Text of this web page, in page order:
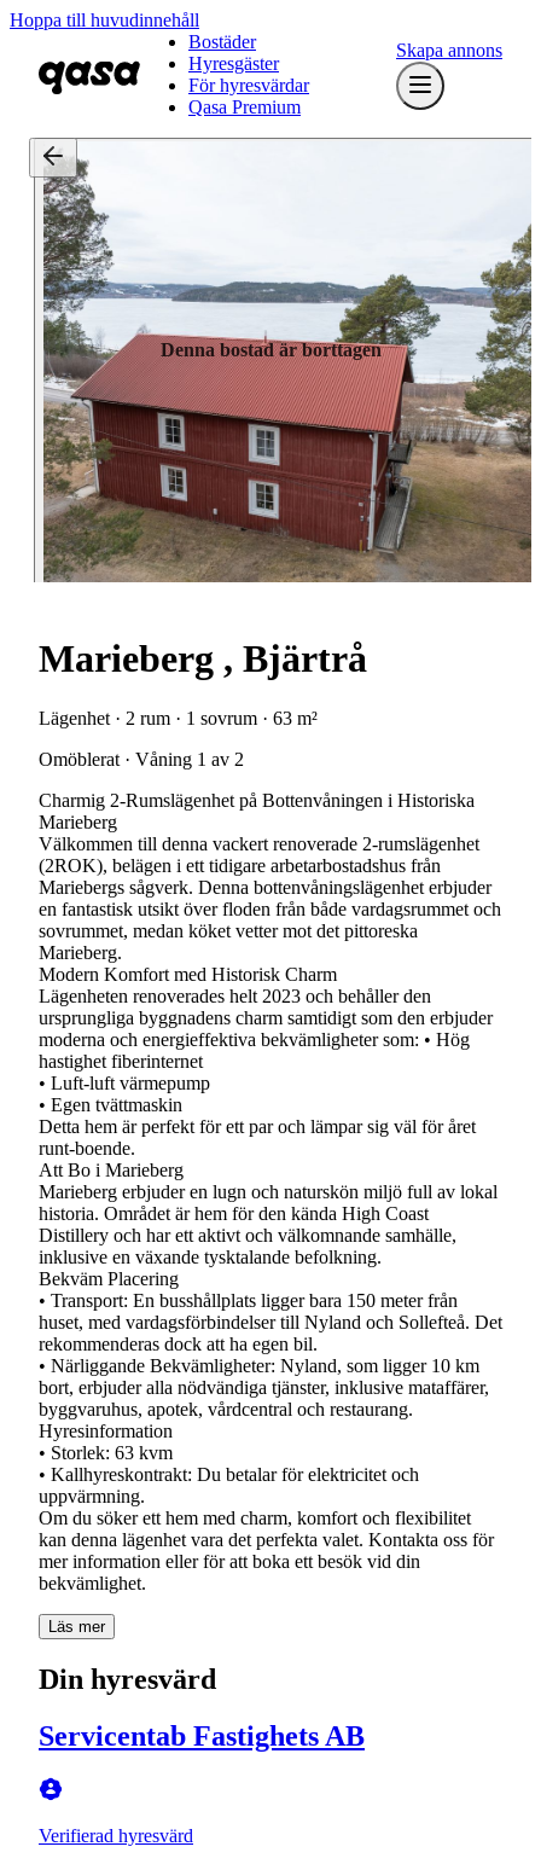
Hoppa till huvudinnehåll
Bostäder
Hyresgäster
För hyresvärdar
Qasa Premium
Skapa annons
Denna bostad är borttagen
Marieberg , Bjärtrå
Lägenhet · 2 rum · 1 sovrum · 63 m²
Omöblerat · Våning 1 av 2
Charmig 2-Rumslägenhet på Bottenvåningen i Historiska
Marieberg
Välkommen till denna vackert renoverade 2-rumslägenhet
(2ROK), belägen i ett tidigare arbetarbostadshus från
Mariebergs sågverk. Denna bottenvåningslägenhet erbjuder
en fantastisk utsikt över floden från både vardagsrummet och
sovrummet, medan köket vetter mot det pittoreska
Marieberg.
Modern Komfort med Historisk Charm
Lägenheten renoverades helt 2023 och behåller den
ursprungliga byggnadens charm samtidigt som den erbjuder
moderna och energieffektiva bekvämligheter som: • Hög
hastighet fiberinternet
• Luft-luft värmepump
• Egen tvättmaskin
Detta hem är perfekt för ett par och lämpar sig väl för året
runt-boende.
Att Bo i Marieberg
Marieberg erbjuder en lugn och naturskön miljö full av lokal
historia. Området är hem för den kända High Coast
Distillery och har ett aktivt och välkomnande samhälle,
inklusive en växande tysktalande befolkning.
Bekväm Placering
• Transport: En busshållplats ligger bara 150 meter från
huset, med vardagsförbindelser till Nyland och Sollefteå. Det
rekommenderas dock att ha egen bil.
• Närliggande Bekvämligheter: Nyland, som ligger 10 km
bort, erbjuder alla nödvändiga tjänster, inklusive mataffärer,
byggvaruhus, apotek, vårdcentral och restaurang.
Hyresinformation
• Storlek: 63 kvm
• Kallhyreskontrakt: Du betalar för elektricitet och
uppvärmning.
Om du söker ett hem med charm, komfort och flexibilitet
kan denna lägenhet vara det perfekta valet. Kontakta oss för
mer information eller för att boka ett besök vid din
Läs mer
Din hyresvärd
Servicentab Fastighets AB
Verifierad hyresvärd